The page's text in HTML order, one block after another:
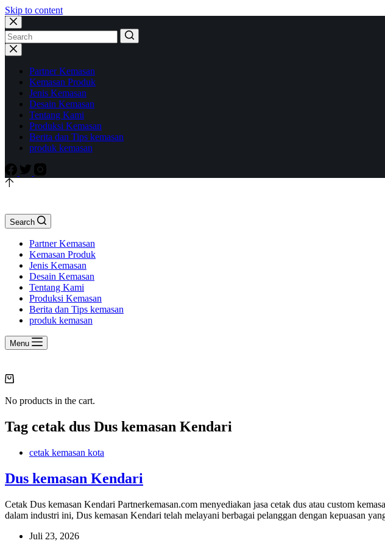
Skip to content
Partner Kemasan
Kemasan Produk
Jenis Kemasan
Desain Kemasan
Tentang Kami
Produksi Kemasan
Berita dan Tips kemasan
produk kemasan
Search
Partner Kemasan
Kemasan Produk
Jenis Kemasan
Desain Kemasan
Tentang Kami
Produksi Kemasan
Berita dan Tips kemasan
produk kemasan
Menu
Shopping
No products in the cart.
Tag cetak dus Dus kemasan Kendari
cetak kemasan kota
Dus kemasan Kendari
Cetak Dus kemasan Kendari Partnerkemasan.com menyediakan jasa cetak dus atau custom
dalam industri ini, Dus kemasan Kendari telah melayani berbagai pelanggan dengan kepuasan
Juli 23, 2026